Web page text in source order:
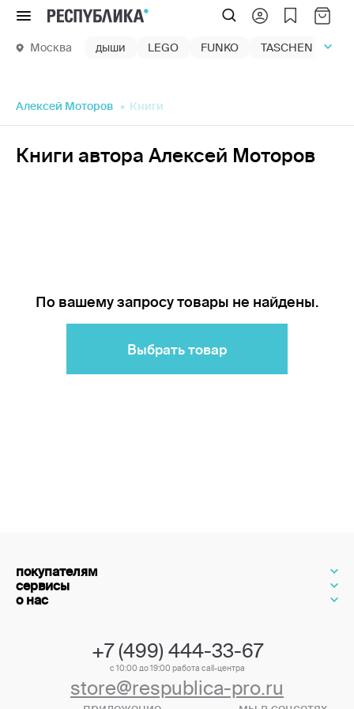
Меню
Москва дыши LEGO FUNKO TASCHEN
Алексей Моторов Книги
Книги автора Алексей Моторов
По вашему запросу товары не найдены.
Выбрать товар
покупателям
сервисы
о нас
+7 (499) 444-33-67
с 10:00 до 19:00 работа call-центра
store@respublica-pro.ru